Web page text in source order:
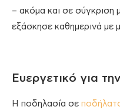
– ακόμα και σε σύγκριση
εξάσκησε καθημερινά με
Ευεργετικό για
Η ποδηλασία σε